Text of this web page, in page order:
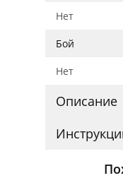
Нет
Бой
Нет
Описание